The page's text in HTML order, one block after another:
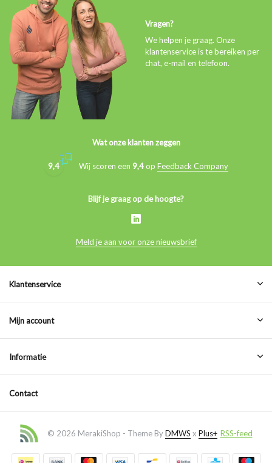
Vragen?
We helpen je graag. Onze
klantenservice is te bereiken per
chat, e-mail en telefoon.
Wat onze klanten zeggen
9,4 Wij scoren een 9,4op Feedback Company
Blijf je graag op de hoogte?
Meld je aan voor onze nieuwsbrief
Klantenservice
Mijn account
Informatie
Contact
© 2026 MerakiShop - Theme ByDMWS x Plus+ RSS-feed